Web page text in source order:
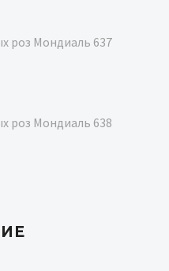
роз Мондиаль 637
роз Мондиаль 638